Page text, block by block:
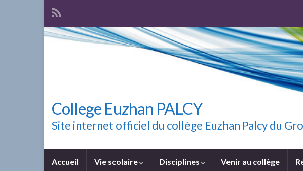
College Euzhan PALCY
Site internet officiel du collège Euzhan Palcy du
Accueil Vie scolaire Disciplines Venir au collège